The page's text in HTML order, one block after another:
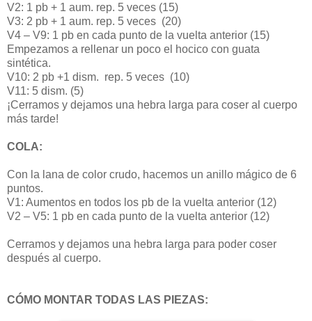
V2: 1 pb + 1 aum. rep. 5 veces (15)
V3: 2 pb + 1 aum. rep. 5 veces (20)
V4 – V9: 1 pb en cada punto de la vuelta anterior (15)
Empezamos a rellenar un poco el hocico con guata
sintética.
V10: 2 pb +1 dism. rep. 5 veces (10)
V11: 5 dism. (5)
¡Cerramos y dejamos una hebra larga para coser al cuerpo
más tarde!
COLA:
Con la lana de color crudo, hacemos un anillo mágico de 6
puntos.
V1: Aumentos en todos los pb de la vuelta anterior (12)
V2 – V5: 1 pb en cada punto de la vuelta anterior (12)
Cerramos y dejamos una hebra larga para poder coser
después al cuerpo.
CÓMO MONTAR TODAS LAS PIEZAS: